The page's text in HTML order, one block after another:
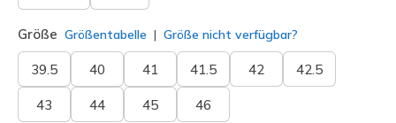
Größe Größentabelle Größe nicht verfügbar?
39.5 40 41 41.5 42 42.5
43 44 45 46